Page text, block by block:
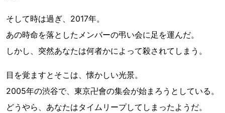
そして時は過ぎ、2017年。
あの時命を落としたメンバーの弔い会に足を運んだ。
しかし、突然あなたは何者かによって殺されてしまう。
目を覚ますとそこは、懐かしい光景。
2005年の渋谷で、東京卍會の集会が始まろうとしている。
どうやら、あなたはタイムリープしてしまったようだ。